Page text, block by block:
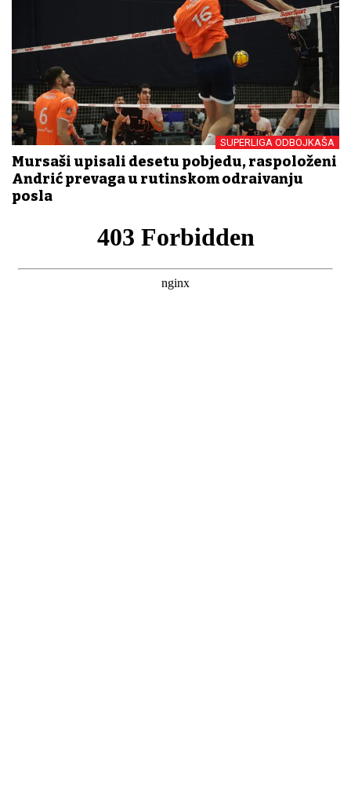
SUPERLIGA ODBOJKAŠA
Mursaši upisali desetu pobjedu, raspoloženi
Andrić prevaga u rutinskom odrađivanju
posla